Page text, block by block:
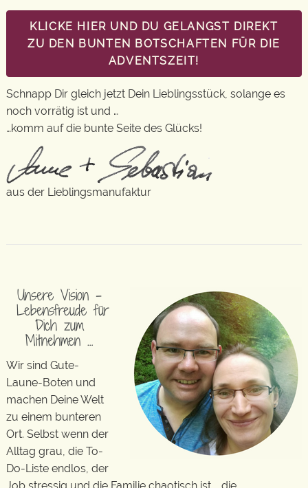
KLICKE HIER UND DU GELANGST DIREKT
ZU DEN BUNTEN BOTSCHAFTEN FÜR DIE
ADVENTSZEIT!
Schnapp Dir gleich jetzt Dein Lieblingsstück, solange es
noch vorrätig ist und …
…komm auf die bunte Seite des Glücks!
aus der Lieblingsmanufaktur
Unsere Vision –
Lebensfreude für
Dich zum
Mitnehmen …
Wir sind Gute-
Laune-Boten und
machen Deine Welt
zu einem bunteren
Ort. Selbst wenn der
Alltag grau, die To-
Do-Liste endlos, der